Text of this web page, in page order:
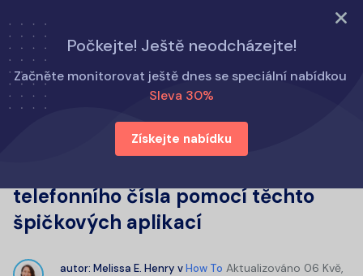
VYZKOUŠET NYNÍ
Počkejte! Ještě neodcházejte!
Začněte monitorovat ještě dnes se speciální nabídkou
Sleva 30%
Získejte nabídku
Domů
Jak na to
Snadné sledování polohy telefonního čísla pomocí těchto
špičkových aplikací
telefonního čísla pomocí těchto
špičkových aplikací
autor: Melissa E. Henry vHow To Aktualizováno 06 Kvě,